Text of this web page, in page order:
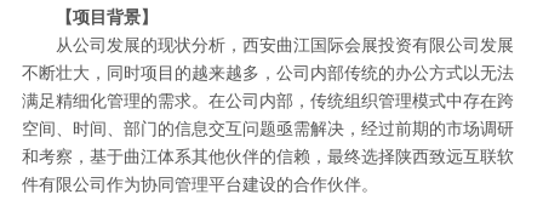
【项目背景】
从公司发展的现状分析，西安曲江国际会展投资有限公司发展
不断壮大，同时项目的越来越多，公司内部传统的办公方式以无法
满足精细化管理的需求。在公司内部，传统组织管理模式中存在跨
空间、时间、部门的信息交互问题亟需解决，经过前期的市场调研
和考察，基于曲江体系其他伙伴的信赖，最终选择陕西致远互联软
件有限公司作为协同管理平台建设的合作伙伴。